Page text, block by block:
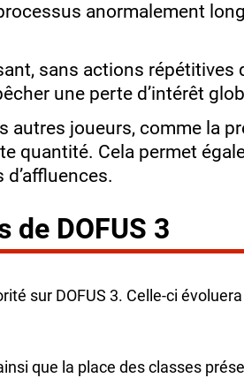
anormalement
sans actions répétitives
une perte d’intérêt
autres joueurs, comme la
quantité. Cela permet
de DOFUS 3
sur DOFUS 3. Celle-ci
que la place des classes